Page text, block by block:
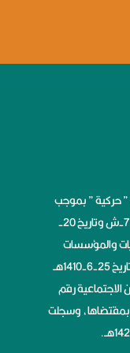
” حركية ” بموجب
خطاب وزارة الشؤون الإجتماعية رقم 6-72218-ش وتاريخ 20-
والمؤسسات
الخيرية الصادرة بقرار مجلس الوزراء رقم 107وتاريخ 25-6-1410هــ
الاجتماعية رقم
الصادرة بمقتضاها، وسجلت